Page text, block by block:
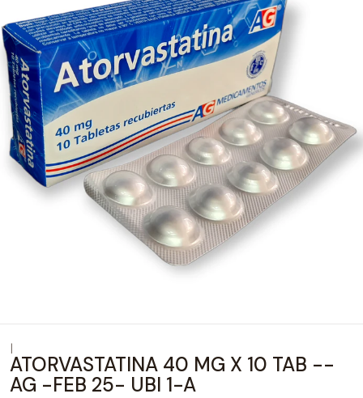
ATORVASTATINA 40 MG X 10 TAB --
AG -FEB 25- UBI 1-A